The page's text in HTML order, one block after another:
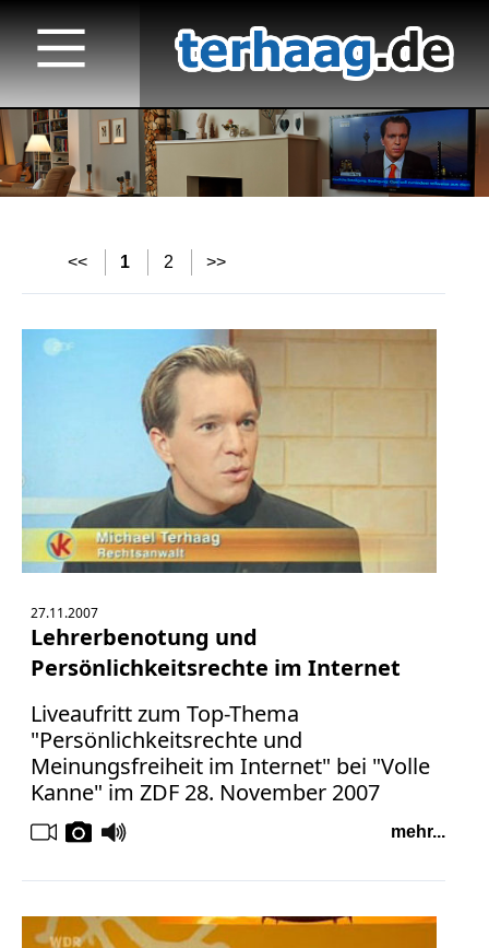
<< 1 2 >>
27.11.2007
Lehrerbenotung und
Persönlichkeitsrechte im Internet
Liveaufritt zum Top-Thema
"Persönlichkeitsrechte und
Meinungsfreiheit im Internet" bei "Volle
Kanne" im ZDF 28. November 2007
mehr...
Veröffentlichungen
TV
Fernsehen 2023 bis heute
Fernsehen 2022
Fernsehen 2021
Fernsehen 2020
Fernsehen 2018
Fernsehen 2017
Fernsehen 2016
Fernsehen 2015
Fernsehen 2014
Fernsehen 2012